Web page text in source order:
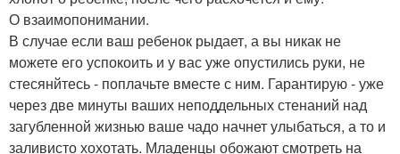
О взаимопонимании.
В случае если ваш ребенок рыдает, а вы никак не
можете его успокоить и у вас уже опустились руки, не
стесянйтесь - поплачьте вместе с ним. Гарантирую - уже
через две минуты ваших неподдельных стенаний над
загубленной жизнью ваше чадо начнет улыбаться, а то и
заливисто хохотать. Младенцы обожают смотреть на